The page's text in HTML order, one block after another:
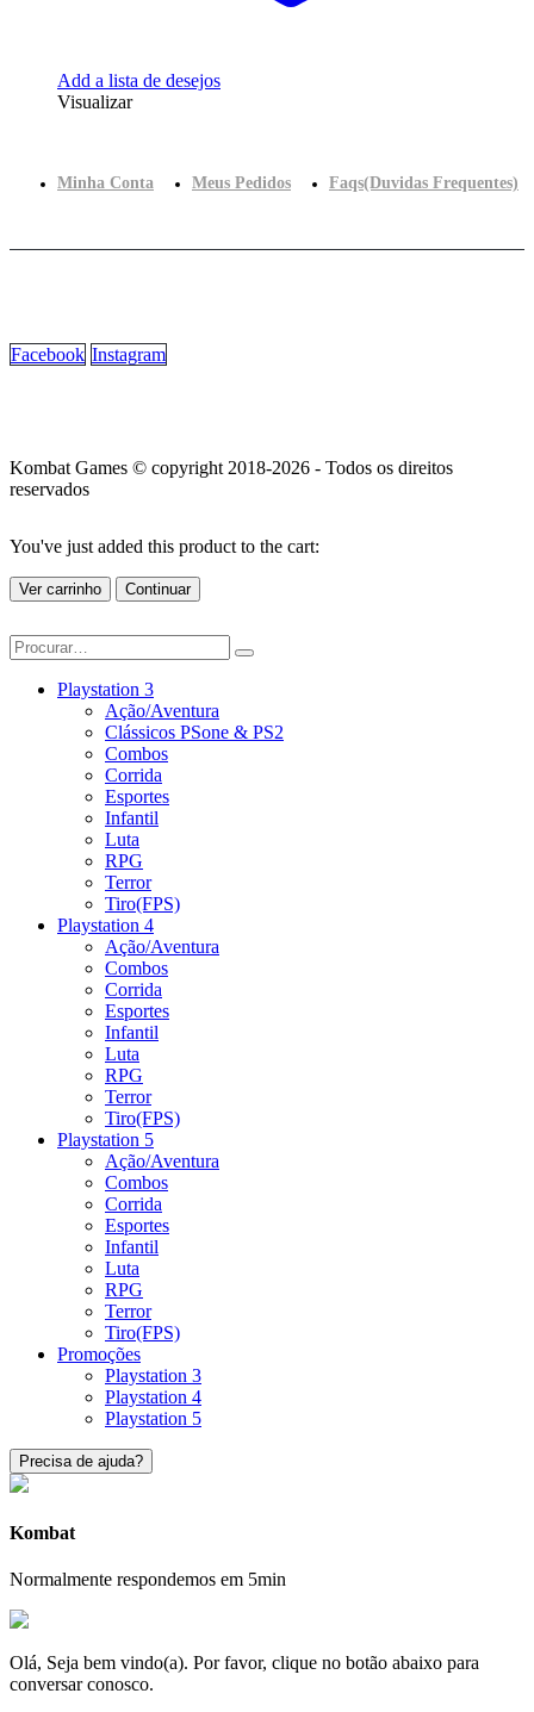
Add a lista de desejos
Visualizar
Minha Conta Meus Pedidos Faqs(Duvidas Frequentes)
Facebook Instagram
Kombat Games © copyright 2018-2026 - Todos os direitos
reservados
You've just added this product to the cart:
Ver carrinho Continuar
Playstation 3
Ação/Aventura
Clássicos PSone & PS2
Combos
Corrida
Esportes
Infantil
Luta
RPG
Terror
Tiro(FPS)
Playstation 4
Ação/Aventura
Combos
Corrida
Esportes
Infantil
Luta
RPG
Terror
Tiro(FPS)
Playstation 5
Ação/Aventura
Combos
Corrida
Esportes
Infantil
Luta
RPG
Terror
Tiro(FPS)
Promoções
Playstation 3
Playstation 4
Playstation 5
Precisa de ajuda?
Kombat
Normalmente respondemos em 5min
Olá, Seja bem vindo(a). Por favor, clique no botão abaixo para
conversar conosco.